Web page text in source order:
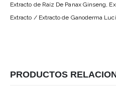
Extracto de Raíz De Panax Ginseng,
Extracto / Extracto de Ganoderma
PRODUCTOS